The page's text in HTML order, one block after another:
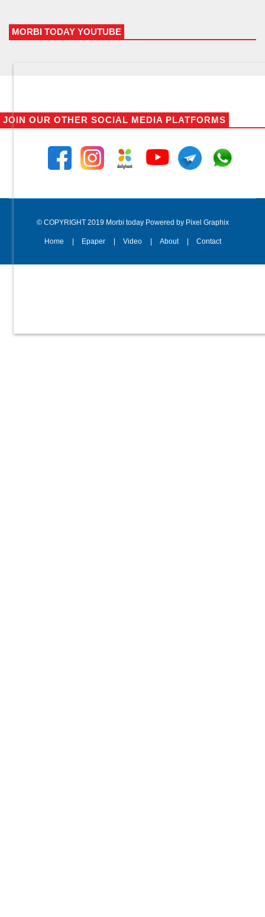
MORBI TODAY YOUTUBE
JOIN OUR OTHER SOCIAL MEDIA PLATFORMS
© COPYRIGHT 2019 Morbi today Powered by Pixel Graphix
Home Epaper Video About Contact